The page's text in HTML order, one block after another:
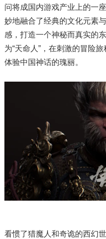
问将成国内游戏产业上的一
妙地融合了经典的文化元素
感，打造一个神秘而真实的
为“天命人”，在刺激的冒险
体验中国神话的瑰丽。
看惯了猎魔人和奇诡的西幻